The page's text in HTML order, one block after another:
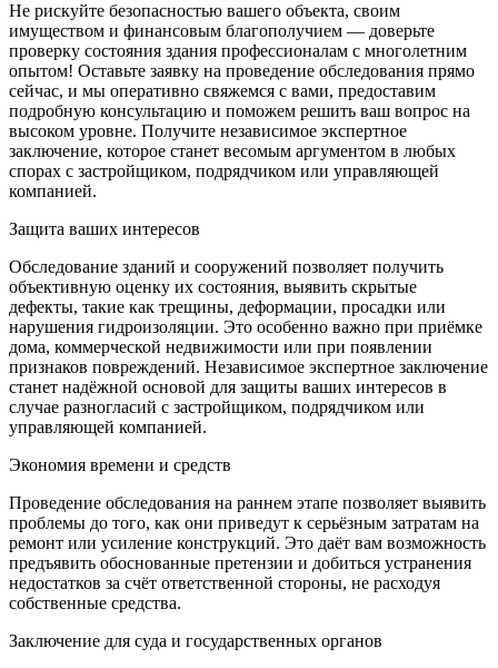
Не рискуйте безопасностью вашего объекта, своим
имуществом и финансовым благополучием — доверьте
проверку состояния здания профессионалам с многолетним
опытом! Оставьте заявку на проведение обследования прямо
сейчас, и мы оперативно свяжемся с вами, предоставим
подробную консультацию и поможем решить ваш вопрос на
высоком уровне. Получите независимое экспертное
заключение, которое станет весомым аргументом в любых
спорах с застройщиком, подрядчиком или управляющей
компанией.
Защита ваших интересов
Обследование зданий и сооружений позволяет получить
объективную оценку их состояния, выявить скрытые
дефекты, такие как трещины, деформации, просадки или
нарушения гидроизоляции. Это особенно важно при приёмке
дома, коммерческой недвижимости или при появлении
признаков повреждений. Независимое экспертное заключение
станет надёжной основой для защиты ваших интересов в
случае разногласий с застройщиком, подрядчиком или
управляющей компанией.
Экономия времени и средств
Проведение обследования на раннем этапе позволяет выявить
проблемы до того, как они приведут к серьёзным затратам на
ремонт или усиление конструкций. Это даёт вам возможность
предъявить обоснованные претензии и добиться устранения
недостатков за счёт ответственной стороны, не расходуя
собственные средства.
Заключение для суда и государственных органов